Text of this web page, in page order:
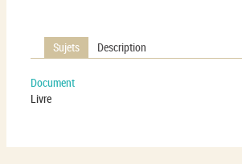
Sujets Description
Document
Livre